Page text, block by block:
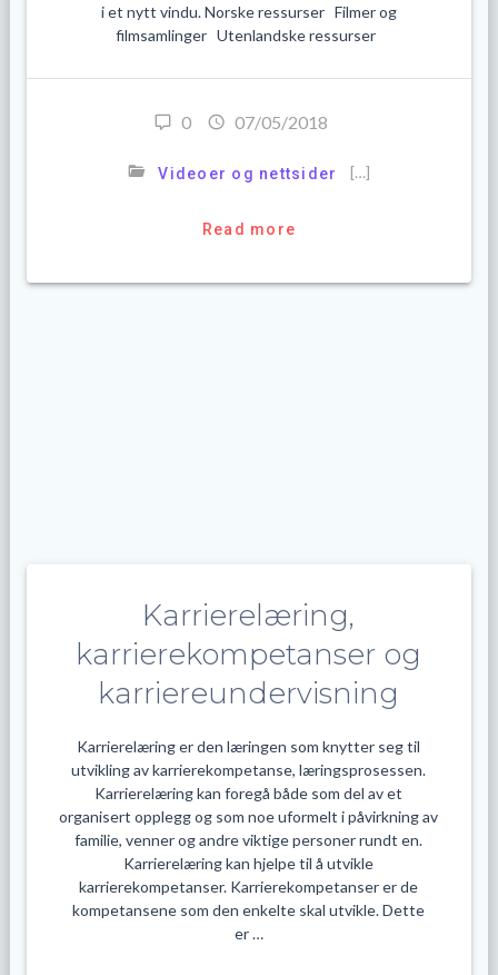
i et nytt vindu. Norske ressurser Filmer og
filmsamlinger Utenlandske ressurser
0 07/05/2018
Videoer og nettsider […]
Read more
Karrierelæring,
karrierekompetanser og
karriereundervisning
Karrierelæring er den læringen som knytter seg til
utvikling av karrierekompetanse, læringsprosessen.
Karrierelæring kan foregå både som del av et
organisert opplegg og som noe uformelt i påvirkning av
familie, venner og andre viktige personer rundt en.
Karrierelæring kan hjelpe til å utvikle
karrierekompetanser. Karrierekompetanser er de
kompetansene som den enkelte skal utvikle. Dette
er …